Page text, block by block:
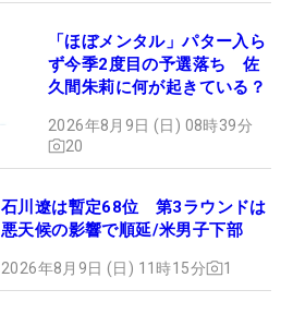
「ほぼメンタル」パター入ら
ず今季2度目の予選落ち 佐
久間朱莉に何が起きている？
2026年8月9日 (日) 08時39分
20
石川遼は暫定68位 第3ラウンドは
悪天候の影響で順延/米男子下部
2026年8月9日 (日) 11時15分 1